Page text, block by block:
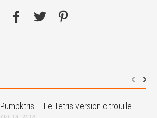
Pumpktris – Le Tetris version citrouille